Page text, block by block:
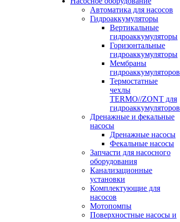
Автоматика для насосов
Гидроаккумуляторы
Вертикальные
гидроаккумуляторы
Горизонтальные
гидроаккумуляторы
Мембраны
гидроаккумуляторов
Термостатные
чехлы
TERMO//ZONT для
гидроаккумуляторов
Дренажные и фекальные
насосы
Дренажные насосы
Фекальные насосы
Запчасти для насосного
оборудования
Канализационные
установки
Комплектующие для
насосов
Мотопомпы
Поверхностные насосы и